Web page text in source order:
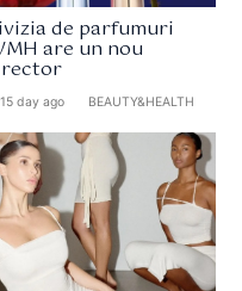
de parfumuri
are un nou
15 day ago BEAUTY&HEALTH